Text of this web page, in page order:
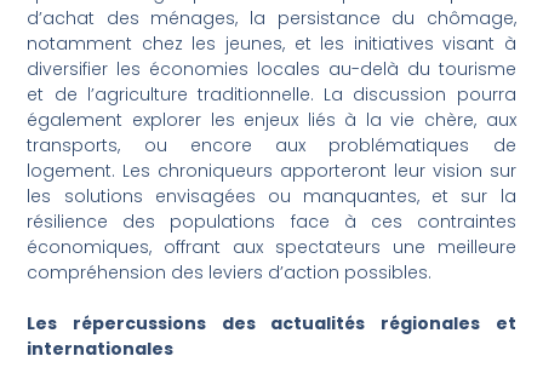
d’achat des ménages, la persistance du chômage,
notamment chez les jeunes, et les initiatives visant à
diversifier les économies locales au-delà du tourisme
et de l’agriculture traditionnelle. La discussion pourra
également explorer les enjeux liés à la vie chère, aux
transports, ou encore aux problématiques de
logement. Les chroniqueurs apporteront leur vision sur
les solutions envisagées ou manquantes, et sur la
résilience des populations face à ces contraintes
économiques, offrant aux spectateurs une meilleure
compréhension des leviers d’action possibles.
Les répercussions des actualités régionales et
internationales